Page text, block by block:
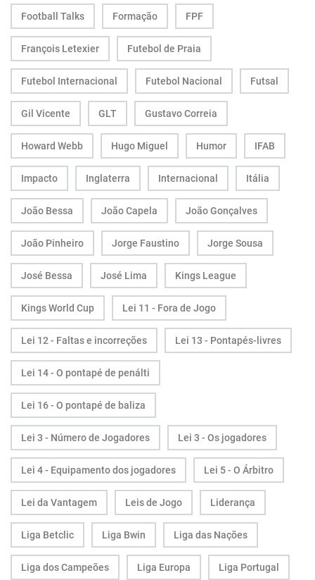
Football Talks Formação FPF
François Letexier Futebol de Praia
Futebol Internacional Futebol Nacional Futsal
Gil Vicente GLT Gustavo Correia
Howard Webb Hugo Miguel Humor IFAB
Impacto Inglaterra Internacional Itália
João Bessa João Capela João Gonçalves
João Pinheiro Jorge Faustino Jorge Sousa
José Bessa José Lima Kings League
Kings World Cup Lei 11 - Fora de Jogo
Lei 12 - Faltas e incorreções Lei 13 - Pontapés-livres
Lei 14 - O pontapé de penálti
Lei 16 - O pontapé de baliza
Lei 3 - Número de Jogadores Lei 3 - Os jogadores
Lei 4 - Equipamento dos jogadores Lei 5 - O Árbitro
Lei da Vantagem Leis de Jogo Liderança
Liga Betclic Liga Bwin Liga das Nações
Liga dos Campeões Liga Europa Liga Portugal